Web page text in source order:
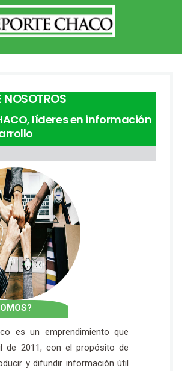
la Revista
NOSOTROS
líderes en información
es un emprendimiento que
de 2011, con el propósito de
y difundir información útil